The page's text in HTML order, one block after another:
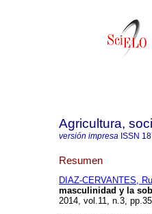
Agricultura,
versión impresa ISSN
Resumen
DIAZ-CERVANTES,
masculinidad y la
2014, vol.11, n.3,